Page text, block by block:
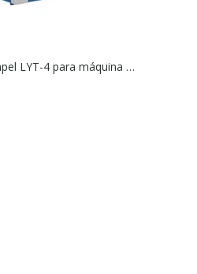
Rolo de papel LYT-4 para máquina de impressão em rolo